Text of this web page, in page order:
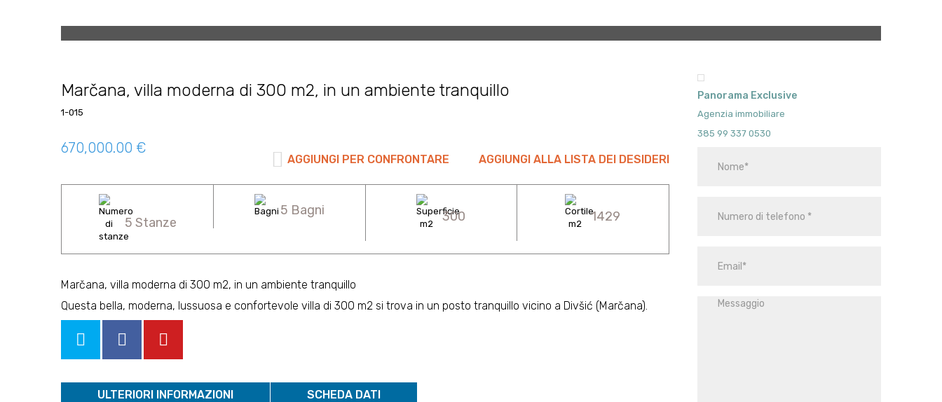
Marčana, villa moderna di 300 m2, in un ambiente tranquillo
1-015
670,000.00 €
AGGIUNGI ALLA LISTA DEI DESIDERI
AGGIUNGI PER CONFRONTARE
5 Stanze
5 Bagni 300 1429
Marčana, villa moderna di 300 m2, in un ambiente tranquillo
Questa bella, moderna, lussuosa e confortevole villa di 300 m2 si trova in un posto tranquillo vicino a Divšić (Marčana).
ULTERIORI INFORMAZIONI SCHEDA DATI
Panorama Exclusive
Agenzia immobiliare
385 99 337 0530